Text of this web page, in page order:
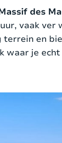
des
vaak
en
je